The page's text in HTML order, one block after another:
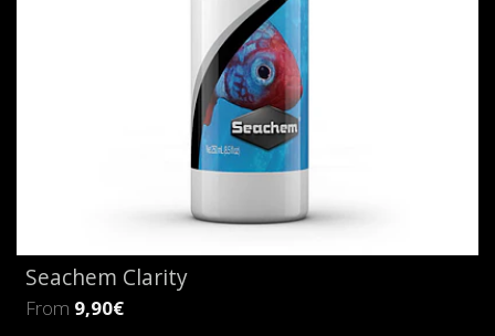
Seachem Clarity
From 9,90€